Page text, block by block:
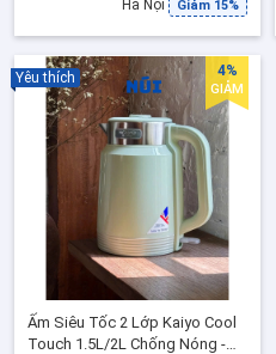
Hà Nội Giảm 15%
Ấm Siêu Tốc 2 Lớp Kaiyo Cool
Touch 1.5L/2L Chống Nóng -
Yêu thích 4%
GIẢM